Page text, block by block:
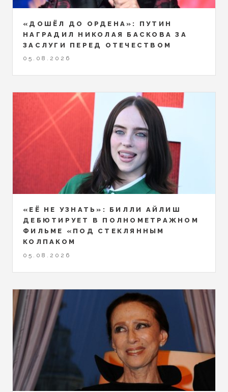
«ДОШЁЛ ДО ОРДЕНА»: ПУТИН
НАГРАДИЛ НИКОЛАЯ БАСКОВА ЗА
ЗАСЛУГИ ПЕРЕД ОТЕЧЕСТВОМ
05.08.2026
«ЕЁ НЕ УЗНАТЬ»: БИЛЛИ АЙЛИШ
ДЕБЮТИРУЕТ В ПОЛНОМЕТРАЖНОМ
ФИЛЬМЕ «ПОД СТЕКЛЯННЫМ
КОЛПАКОМ
05.08.2026